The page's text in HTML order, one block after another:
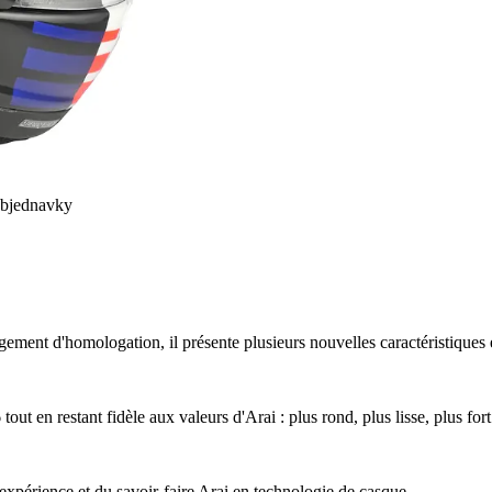
d'homologation, il présente plusieurs nouvelles caractéristiques
en restant fidèle aux valeurs d'Arai : plus rond, plus lisse, plus